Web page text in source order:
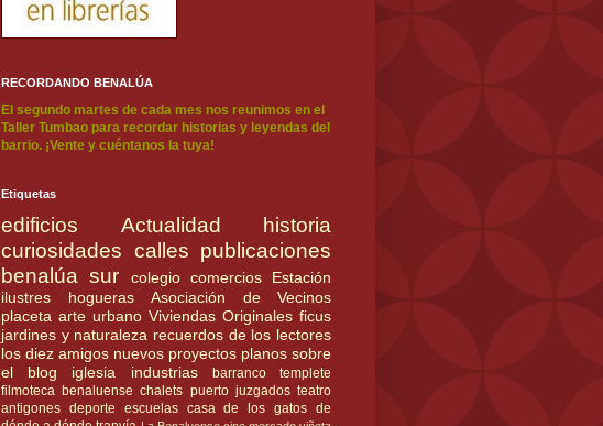
RECORDANDO BENALÚA
El segundo martes de cada mes nos reunimos en el
Taller Tumbao para recordar historias y leyendas del
barrio. ¡Vente y cuéntanos la tuya!
Etiquetas
edificios Actualidad
historia
curiosidades calles publicaciones
benalúa sur
colegio comercios
Estación
ilustres
hogueras
Asociación de Vecinos
placeta arte urbano Viviendas Originales ficus
jardines y naturaleza recuerdos de los lectores
los diez amigos nuevos proyectos planos sobre
el blog
iglesia industrias barranco
templete
filmoteca benaluense chalets puerto juzgados teatro
antigones deporte escuelas casa de los gatos de